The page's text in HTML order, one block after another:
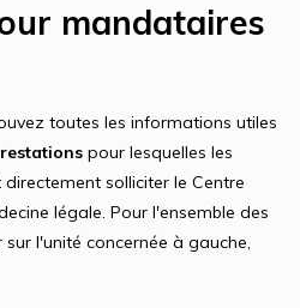
mandataires
toutes les informations utiles
pour lesquelles les
solliciter le Centre
légale. Pour l'ensemble des
l'unité concernée à gauche,